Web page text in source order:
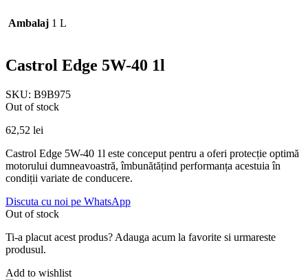
Ambalaj 1 L
Castrol Edge 5W-40 1l
SKU: B9B975
Out of stock
62,52 lei
Castrol Edge 5W-40 1l este conceput pentru a oferi protecție optimă
motorului dumneavoastră, îmbunătățind performanța acestuia în
condiții variate de conducere.
Discuta cu noi pe WhatsApp
Out of stock
Ti-a placut acest produs? Adauga acum la favorite si urmareste
produsul.
Add to wishlist